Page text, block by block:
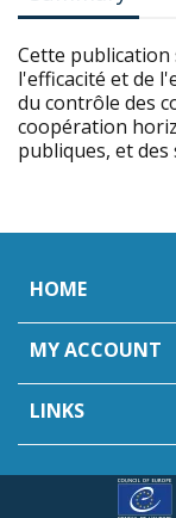
Cette publication
l'efficacité et de
du contrôle des
coopération
publiques, et des
HOME
MY ACCOUNT
LINKS